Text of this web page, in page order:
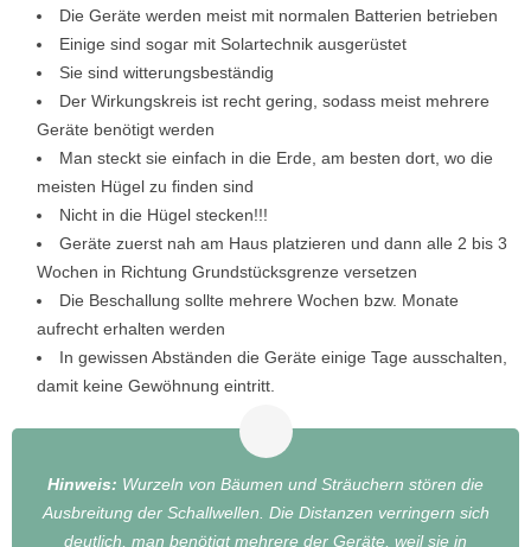
Die Geräte werden meist mit normalen Batterien betrieben
Einige sind sogar mit Solartechnik ausgerüstet
Sie sind witterungsbeständig
Der Wirkungskreis ist recht gering, sodass meist mehrere
Geräte benötigt werden
Man steckt sie einfach in die Erde, am besten dort, wo die
meisten Hügel zu finden sind
Nicht in die Hügel stecken!!!
Geräte zuerst nah am Haus platzieren und dann alle 2 bis 3
Wochen in Richtung Grundstücksgrenze versetzen
Die Beschallung sollte mehrere Wochen bzw. Monate
aufrecht erhalten werden
In gewissen Abständen die Geräte einige Tage ausschalten,
damit keine Gewöhnung eintritt.
Hinweis: Wurzeln von Bäumen und Sträuchern stören die
Ausbreitung der Schallwellen. Die Distanzen verringern sich
deutlich, man benötigt mehrere der Geräte, weil sie in